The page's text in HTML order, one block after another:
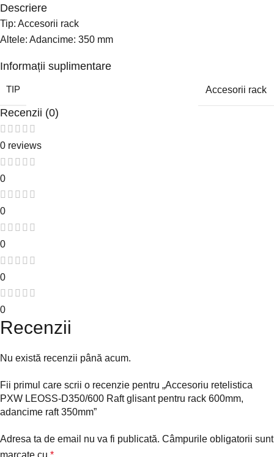
Descriere
Tip: Accesorii rack
Altele: Adancime: 350 mm
Informații suplimentare
TIP Accesorii rack
Recenzii (0)
0 reviews
0
0
0
0
0
Recenzii
Nu există recenzii până acum.
Fii primul care scrii o recenzie pentru „Accesoriu retelistica
PXW LEOSS-D350/600 Raft glisant pentru rack 600mm,
adancime raft 350mm”
Adresa ta de email nu va fi publicată. Câmpurile obligatorii sunt
marcate cu